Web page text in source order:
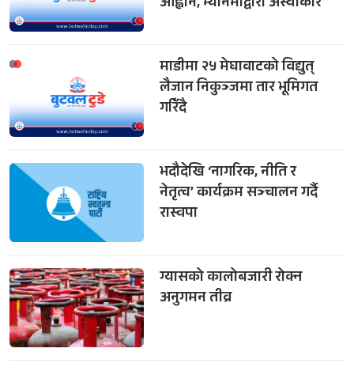
माडीमा २५ मेघावाटको विद्युत्
लैजान निकुञ्जमा तार भूमिगत
गरिँदै
भदौदेखि ‘नागरिक, नीति र
नेतृत्व’ कार्यक्रम सञ्चालन गर्दै
रास्वपा
ग्यासको कालोबजारी रोक्न
अनुगमन तीव्र